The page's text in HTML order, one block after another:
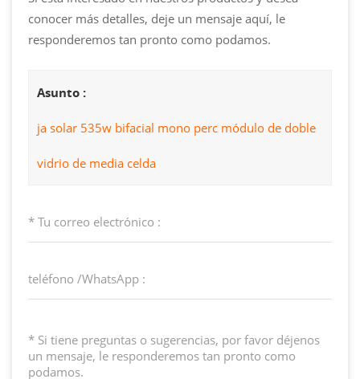
conocer más detalles, deje un mensaje aquí, le
responderemos tan pronto como podamos.
Asunto :
ja solar 535w bifacial mono perc módulo de doble
vidrio de media celda